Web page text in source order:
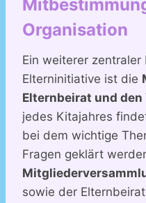
Organisation
Ein weiterer
Elterninitiative ist die
Elternbeirat und den
jedes Kitajahres
bei dem wichtige
Fragen geklärt
sowie der Elternbeirat